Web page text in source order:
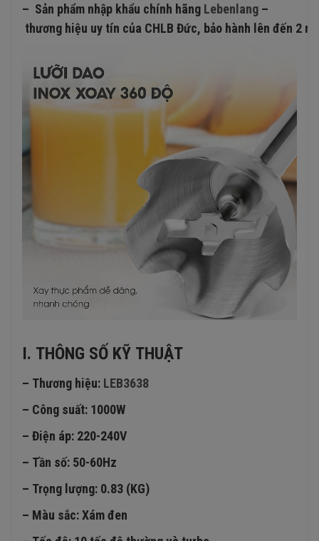
– Sản phẩm nhập khẩu chính hãng Lebenlang –
thương hiệu uy tín của CHLB Đức, bảo hành lên đến 2
I. THÔNG SỐ KỸ THUẬT
– Thương hiệu: LEB3638
– Công suất: 1000W
– Điện áp: 220-240V
– Tần số: 50-60Hz
– Trọng lượng: 0.83 (KG)
– Màu sắc: Xám đen